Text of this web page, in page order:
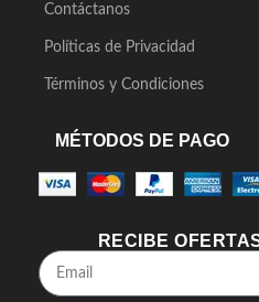
Contáctanos
Políticas de Privacidad
Términos y Condiciones
MÉTODOS DE PAGO
RECIBE